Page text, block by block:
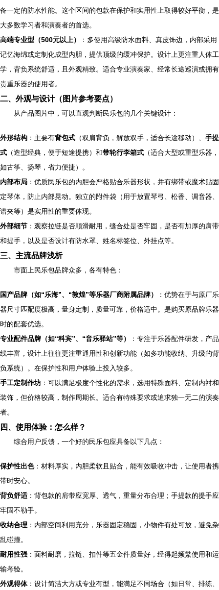
备一定的防水性能。这个区间的包款在保护和实用性上取得较好平衡，是
大多数学习者和演奏者的首选。
高端专业型（500元以上）
：多使用高级防水面料、真皮饰边，内部采用
记忆海绵或定制化成型内胆，提供顶级的缓冲保护。设计上更注重人体工
学，背负系统舒适，且外观精致。适合专业演奏家、经常长途巡演或拥有
贵重乐器的使用者。
二、外观与设计（图片参考要点）
从产品图片中，可以直观判断民乐包的几个关键设计：
外形结构 ：主要有背包式 （双肩背负，解放双手，适合长途移动）、 手提
式 （造型经典，便于短途提携）和带轮行李箱式 （适合大型或重型乐器，
如古筝、扬琴，省力便捷）。
内部布局 ：优质民乐包的内胆会严格贴合乐器形状，并有绑带或魔术贴固
定琴体，防止内部晃动。独立的附件袋（用于放置琴弓、松香、调音器、
谱夹等）是实用性的重要体现。
外部细节 ：观察拉链是否顺滑耐用，缝合处是否牢固，是否有加厚的肩带
和提手，以及是否设计有防水罩、姓名标签位、外挂点等。
三、主流品牌浅析
市面上民乐包品牌众多，各有特色：
国产品牌（如“乐海”、“敦煌”等乐器厂商附属品牌）
：优势在于与原厂乐
器尺寸匹配度极高，量身定制，质量可靠，价格适中。是购买原品牌乐器
时的配套优选。
专业配件品牌（如“科宾”、“音乐驿站”等）
：专注于乐器配件研发，产品
线丰富，设计上往往更注重通用性和创新功能（如多功能收纳、升级的背
负系统）。在保护性和用户体验上投入较多。
手工定制作坊 ：可以满足极度个性化的需求，选用特殊面料、定制内衬和
装饰，但价格较高，制作周期长。适合有特殊要求或追求独一无二的演奏
者。
四、使用体验：怎么样？
综合用户反馈，一个好的民乐包应具备以下几点：
保护性出色：材料厚实，内胆柔软且贴合，能有效吸收冲击，让使用者携
带时安心。
背负舒适 ：背包款的肩带应宽厚、透气，重量分布合理；手提款的提手应
牢固不勒手。
收纳合理 ：内部空间利用充分，乐器固定稳固，小物件有处可放，避免杂
乱碰撞。
耐用性强 ：面料耐磨，拉链、扣件等五金件质量好，经得起频繁使用和运
输考验。
外观得体：设计简洁大方或专业有型，能满足不同场合（如日常、排练、